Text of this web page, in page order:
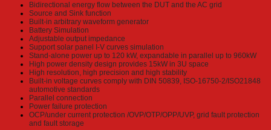
Bidirectional energy flow between the DUT and the AC grid
Source and Sink function
Built-in arbitrary waveform generator
Battery Simulation
Adjustable output impedance
Support solar panel I-V curves simulation
Stand-alone power up to 120 kW, expandable in parallel up to 960kW
High power density design provides 15kW in 3U space
High resolution, high precision and high stability
Built-in voltage curves comply with DIN 50839, ISO-16750-2/ISO21848
automotive standards
Parallel connection
Power failure protection
OCP/under current protection /OVP/OTP/OPP/UVP, grid fault protection
and fault storage